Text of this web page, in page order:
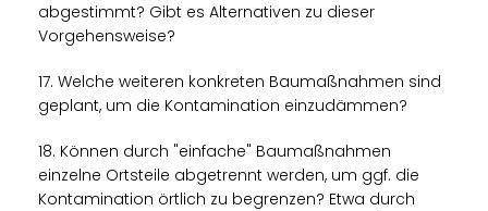
abgestimmt? Gibt es Alternativen zu dieser
Vorgehensweise?
17. Welche weiteren konkreten Baumaßnahmen sind
geplant, um die Kontamination einzudämmen?
18. Können durch "einfache" Baumaßnahmen
einzelne Ortsteile abgetrennt werden, um ggf. die
Kontamination örtlich zu begrenzen? Etwa durch